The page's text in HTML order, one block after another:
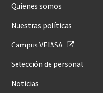
Quienes somos
Nuestras políticas
Campus VEIASA
Selección de personal
Noticias